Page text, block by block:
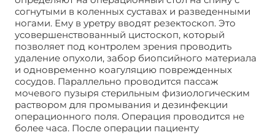
согнутыми в коленных суставах и разведенными
ногами. Ему в уретру вводят резектоскоп. Это
усовершенствованный цистоскоп, который
позволяет под контролем зрения проводить
удаление опухоли, забор биопсийного материала
и одновременно коагуляцию поврежденных
сосудов. Параллельно проводится пассаж
мочевого пузыря стерильным физиологическим
раствором для промывания и дезинфекции
операционного поля. Операция проводится не
более часа. После операции пациенту